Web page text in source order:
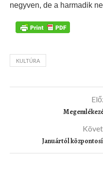
negyven, de a harmadik
KULTÚRA
Januártól